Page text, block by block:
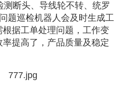
断头、导线轮不转、统罗
题巡检机器人会及时生成工
据工单处理问题，工作变
提高了，产品质量及稳定